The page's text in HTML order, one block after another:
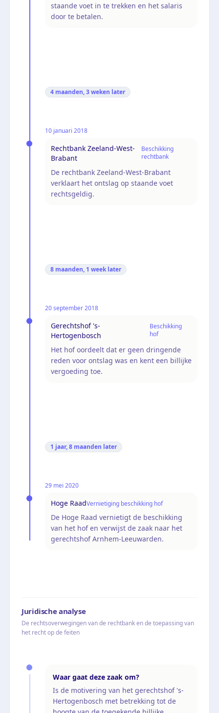
staande voet in te trekken en het salaris
door te betalen.
4 maanden, 3 weken later
10 januari 2018
Rechtbank Zeeland-West-
Brabant
Beschikking
rechtbank
De rechtbank Zeeland-West-Brabant
verklaart het ontslag op staande voet
rechtsgeldig.
8 maanden, 1 week later
20 september 2018
Gerechtshof 's-
Hertogenbosch
Beschikking
hof
Het hof oordeelt dat er geen dringende
reden voor ontslag was en kent een billijke
vergoeding toe.
1 jaar, 8 maanden later
29 mei 2020
Hoge RaadVernietiging beschikking hof
De Hoge Raad vernietigt de beschikking
van het hof en verwijst de zaak naar het
gerechtshof Arnhem-Leeuwarden.
Juridische analyse
De rechtsoverwegingen van de rechtbank en de toepassing van
het recht op de feiten
Waar gaat deze zaak om?
Is de motivering van het gerechtshof 's-
Hertogenbosch met betrekking tot de